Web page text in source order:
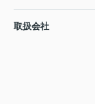
取扱会社